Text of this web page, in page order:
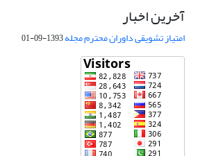
آخرین اخبار
امتیاز تشویقی داوران محترم مجله1393-09-01